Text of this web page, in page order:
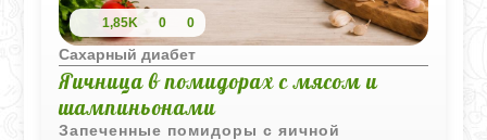
1,85K 0 0
Сахарный диабет
Яичница в помидорах с мясом и
шампиньонами
Запеченные помидоры с яичной